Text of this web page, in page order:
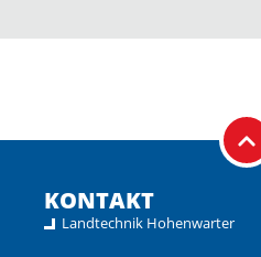
KONTAKT
Landtechnik Hohenwarter